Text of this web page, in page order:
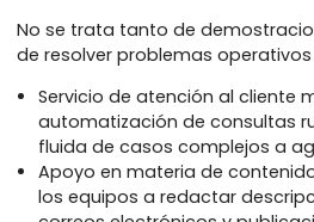
Esta combinación
conocimiento como una
tarea.
¿Cómo utilizan las
actualidad?